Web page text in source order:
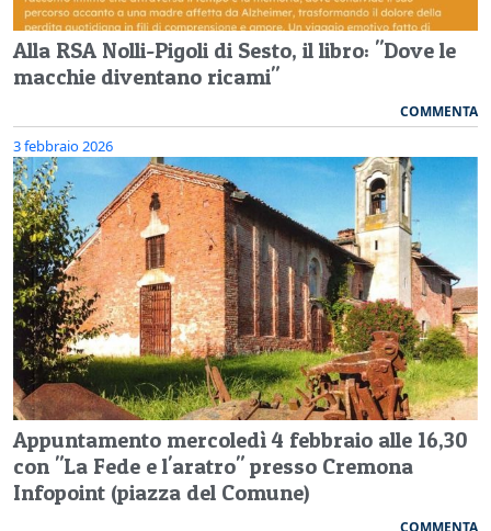
Alla RSA Nolli-Pigoli di Sesto, il libro: "Dove le
macchie diventano ricami"
COMMENTA
3 febbraio 2026
Appuntamento mercoledì 4 febbraio alle 16,30
con "La Fede e l'aratro" presso Cremona
Infopoint (piazza del Comune)
COMMENTA